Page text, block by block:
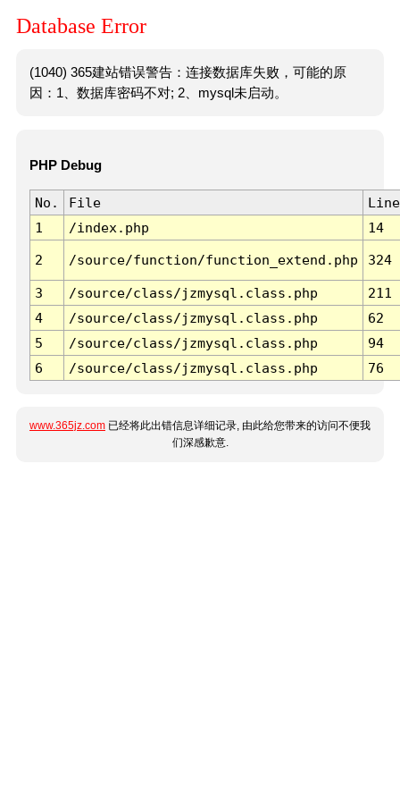
Database Error
(1040) 365建站错误警告：连接数据库失败，可能的原
因：1、数据库密码不对; 2、mysql未启动。
PHP Debug
No. File
Line
1
/index.php 14
2 /source/function/function_extend.php 324
3 /source/class/jzmysql.class.php
211
4
/source/class/jzmysql.class.php
62
5
/source/class/jzmysql.class.php
94
6
/source/class/jzmysql.class.php 76
www.365jz.com 已经将此出错信息详细记录, 由此给您带来的访问不便我
们深感歉意.